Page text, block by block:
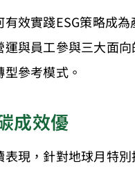
效實踐ESG策略成
與員工參與三大面
參考模式。
成效優
現，針對地球月特